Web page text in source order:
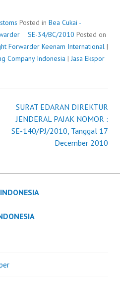
Posted in Bea Cukai -
SE-34/BC/2010 Posted on
Forwarder Keenam International |
Company Indonesia |Jasa Ekspor
SURAT EDARAN DIREKTUR
JENDERAL PAJAK NOMOR :
SE-140/PJ/2010, Tanggal 17
December 2010